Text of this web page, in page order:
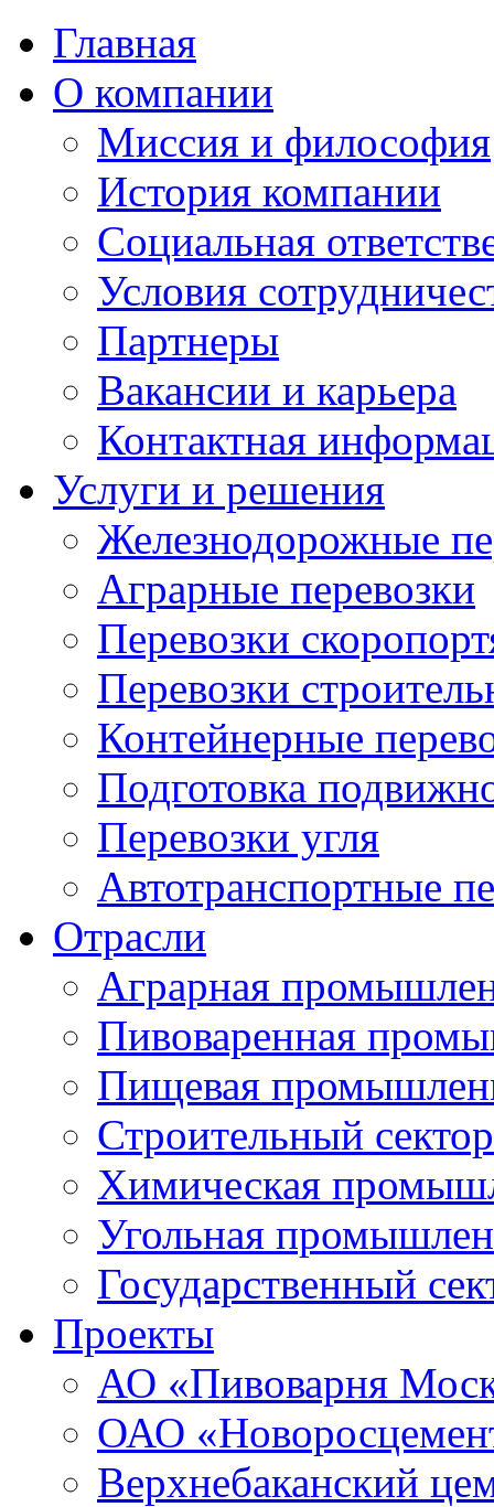
Главная
О компании
Миссия и философия
История компании
Социальная
Условия
Партнеры
Вакансии и карьера
Контактная
Услуги и решения
Железнодорожные
Аграрные перевозки
Перевозки
Перевозки
Контейнерные
Подготовка
Перевозки угля
Автотранспортные
Отрасли
Аграрная
Пивоваренная
Пищевая
Строительный сектор
Химическая
Угольная
Государственный
Проекты
АО «Пивоварня
ОАО
Верхнебаканский